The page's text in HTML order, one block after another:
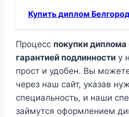
Купить диплом
Процесс покупки диплома
гарантией подлинности у
прост и удобен. Вы
через наш сайт, указав
специальность, и наши
займутся оформлением